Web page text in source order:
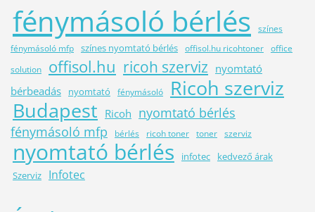
fénymásoló bérlés
színes
fénymásoló mfp színes nyomtató bérlés offisol.hu ricohtoner office
solution
offisol.hu ricoh szerviz nyomtató
bérbeadás
nyomtató fénymásoló
Ricoh szerviz
Budapest Ricoh nyomtató bérlés
fénymásoló mfp
bérlés ricoh toner toner szerviz
nyomtató bérlés infotec
kedvező árak
Szerviz
Infotec